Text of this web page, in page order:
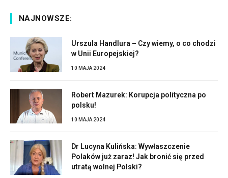
NAJNOWSZE:
Urszula Handlura – Czy wiemy, o co chodzi
w Unii Europejskiej?
10 MAJA 2024
Robert Mazurek: Korupcja polityczna po
polsku!
10 MAJA 2024
Dr Lucyna Kulińska: Wywłaszczenie
Polaków już zaraz! Jak bronić się przed
utratą wolnej Polski?